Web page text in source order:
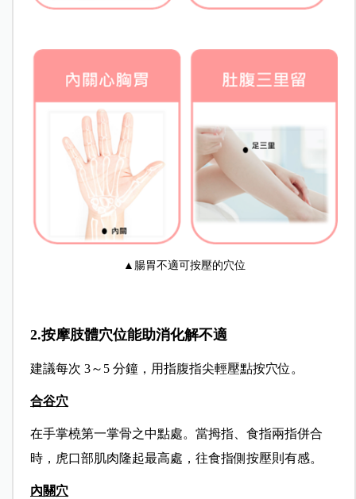
▲腸胃不適可按壓的穴位
2.按摩肢體穴位能助消化解不適
建議每次 3～5 分鐘，用指腹指尖輕壓點按穴位。
合谷穴
在手掌橈第一掌骨之中點處。當拇指、食指兩指併合
時，虎口部肌肉隆起最高處，往食指側按壓則有感。
內關穴